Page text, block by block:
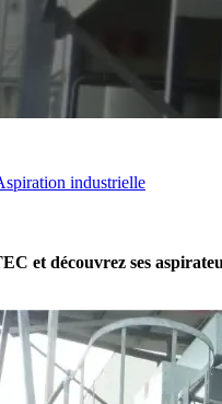
industrielle
et découvrez ses